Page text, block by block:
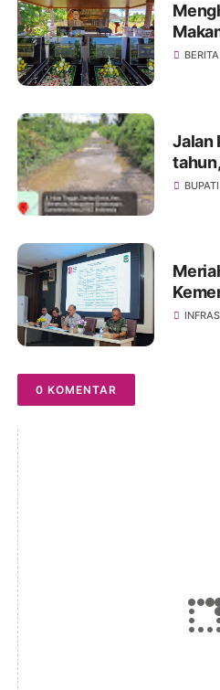
dr.
Jalan
0 KOMENTAR